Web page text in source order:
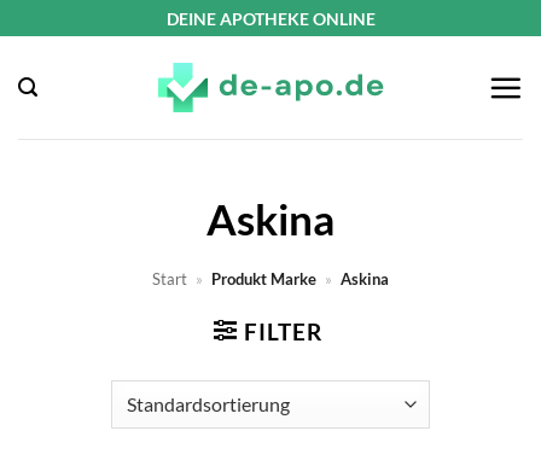
springen
DEINE APOTHEKE ONLINE
Askina
Start » Produkt Marke » Askina
FILTER